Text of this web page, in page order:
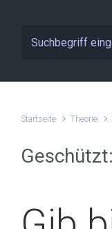
Startseite Theorie